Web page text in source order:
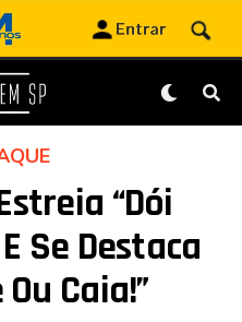
“Dói
Se Destaca
Caia!”